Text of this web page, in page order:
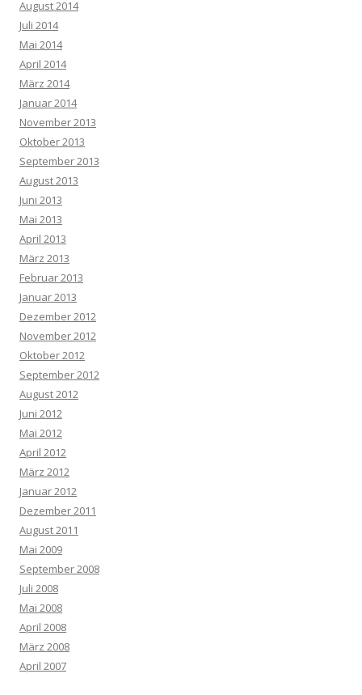
August 2014
Juli 2014
Mai 2014
April 2014
März 2014
Januar 2014
November 2013
Oktober 2013
September 2013
August 2013
Juni 2013
Mai 2013
April 2013
März 2013
Februar 2013
Januar 2013
Dezember 2012
November 2012
Oktober 2012
September 2012
August 2012
Juni 2012
Mai 2012
April 2012
März 2012
Januar 2012
Dezember 2011
August 2011
Mai 2009
September 2008
Juli 2008
Mai 2008
April 2008
März 2008
April 2007